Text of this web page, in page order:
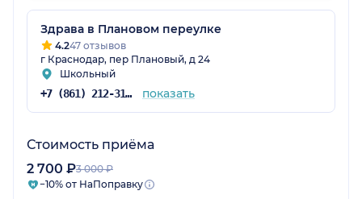
проблемы .только к Хапсирокову!
Здрава в Плановом переулке
4.247 отзывов
г Краснодар, пер Плановый, д 24
Школьный
+7 (861) 212-31-28 показать
Стоимость приёма
2 700 ₽3 000 ₽
−10% от НаПоправку